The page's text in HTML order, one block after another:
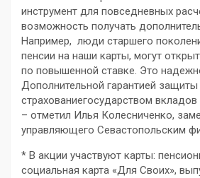
инструмент для повседневных
возможность получать
Например, люди старшего
пенсии на наши карты, могут
по повышенной ставке. Это
Дополнительной гарантией
страхованиегосударством вкладов
– отметил Илья Колесниченко,
управляющего Севастопольским
* В акции участвуют карты:
социальная карта «Для Своих»,